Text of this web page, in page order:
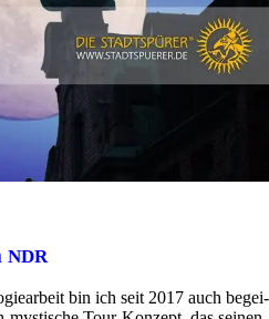
NDR
bin ich seit 2017 auch begei­